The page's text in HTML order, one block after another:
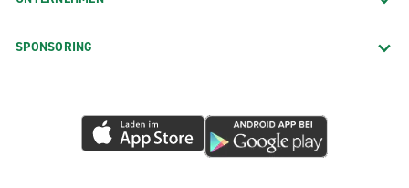
SPONSORING